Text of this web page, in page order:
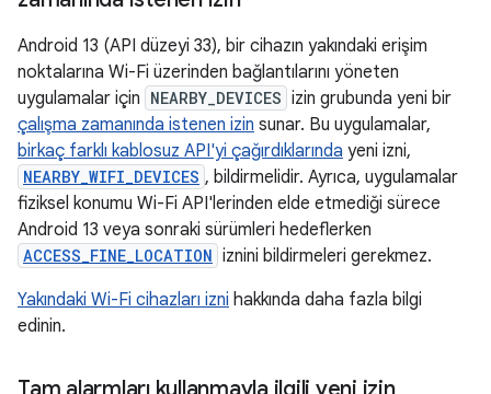
Android 13 (API düzeyi 33), bir cihazın yakındaki erişim
noktalarına Wi-Fi üzerinden bağlantılarını yöneten
uygulamalar için NEARBY_DEVICES izin grubunda yeni bir
çalışma zamanında istenen izin sunar. Bu uygulamalar,
birkaç farklı kablosuz API'yi çağırdıklarında yeni izni,
NEARBY_WIFI_DEVICES , bildirmelidir. Ayrıca, uygulamalar
fiziksel konumu Wi-Fi API'lerinden elde etmediği sürece
Android 13 veya sonraki sürümleri hedeflerken
ACCESS_FINE_LOCATION iznini bildirmeleri gerekmez.
Yakındaki Wi-Fi cihazları izni hakkında daha fazla bilgi
edinin.